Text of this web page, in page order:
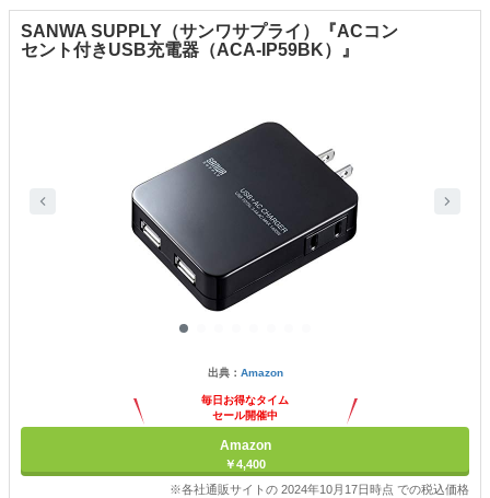
SANWA SUPPLY（サンワサプライ）『ACコン
セント付きUSB充電器（ACA-IP59BK）』
出典： Amazon
毎日お得なタイム
セール開催中
Amazon
￥4,400
※各社通販サイトの 2024年10月17日時点 での税込価格